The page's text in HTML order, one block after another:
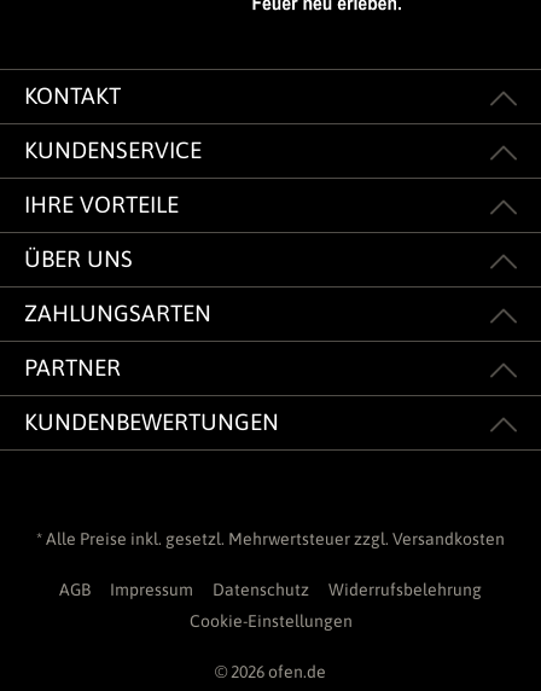
KONTAKT
KUNDENSERVICE
IHRE VORTEILE
ÜBER UNS
ZAHLUNGSARTEN
PARTNER
KUNDENBEWERTUNGEN
* Alle Preise inkl. gesetzl. Mehrwertsteuer zzgl. Versandkosten
AGB Impressum Datenschutz
Widerrufsbelehrung
Cookie-Einstellungen
© 2026 ofen.de